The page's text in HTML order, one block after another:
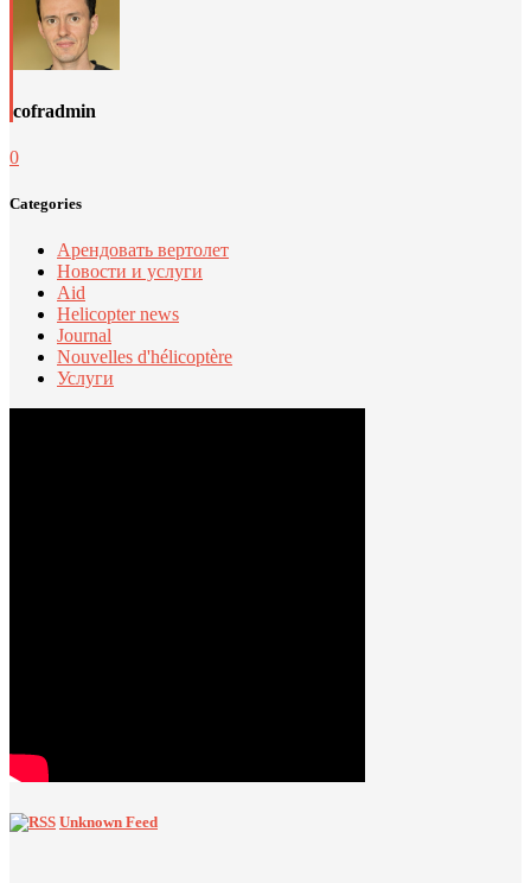
cofradmin
0
Categories
Арендовать вертолет
Новости и услуги
Aid
Helicopter news
Journal
Nouvelles d'hélicoptère
Услуги
Unknown Feed